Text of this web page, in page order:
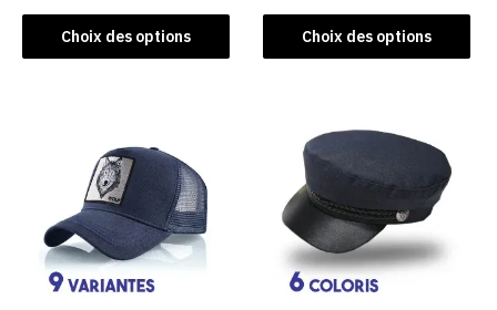
Choix des options
Ce
produit
Les
options
peuvent
être
choisies
sur
Choix des options
produit
a
Les
peuvent
être
choisies
sur